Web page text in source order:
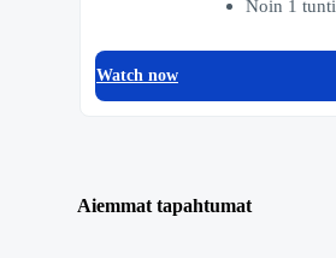
Noin 1 tunti
Watch now
Aiemmat tapahtumat